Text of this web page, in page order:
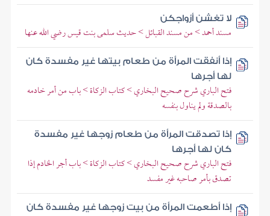
لا تغشن أزواجكن
مسند أحمد > من مسند القبائل > حديث سلمى بنت قيس رضي الله عنها
إذا أنفقت المرأة من طعام بيتها غير مفسدة كان
لها أجرها
فتح الباري شرح صحيح البخاري > كتاب الزكاة > باب من أمر خادمه
بالصدقة ولم يناول بنفسه
إذا تصدقت المرأة من طعام زوجها غير مفسدة
كان لها أجرها
فتح الباري شرح صحيح البخاري > كتاب الزكاة > باب أجر الخادم إذا
تصدق بأمر صاحبه غير مفسد
إذا أطعمت المرأة من بيت زوجها غير مفسدة كان